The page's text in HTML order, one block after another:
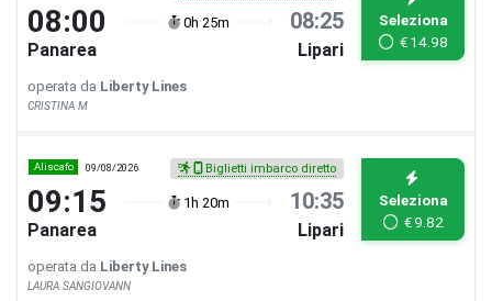
08:00 0h 25m 08:25
Panarea Lipari
Seleziona
€14.98
operata da Liberty Lines
CRISTINA M
Aliscafo 09/08/2026 Biglietti imbarco diretto
09:15 1h 20m 10:35
Panarea Lipari
Seleziona
€9.82
operata da Liberty Lines
LAURA SANGIOVANN